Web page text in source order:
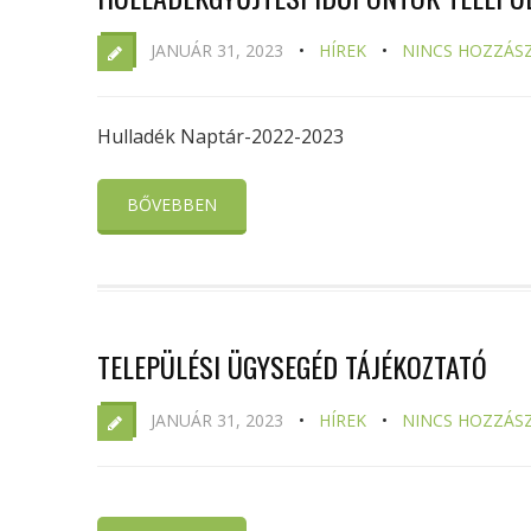
JANUÁR 31, 2023 HÍREK NINCS
Hulladék Naptár-2022-2023
BŐVEBBEN
TELEPÜLÉSI ÜGYSEGÉD TÁJÉKOZTATÓ
JANUÁR 31, 2023 HÍREK NINCS